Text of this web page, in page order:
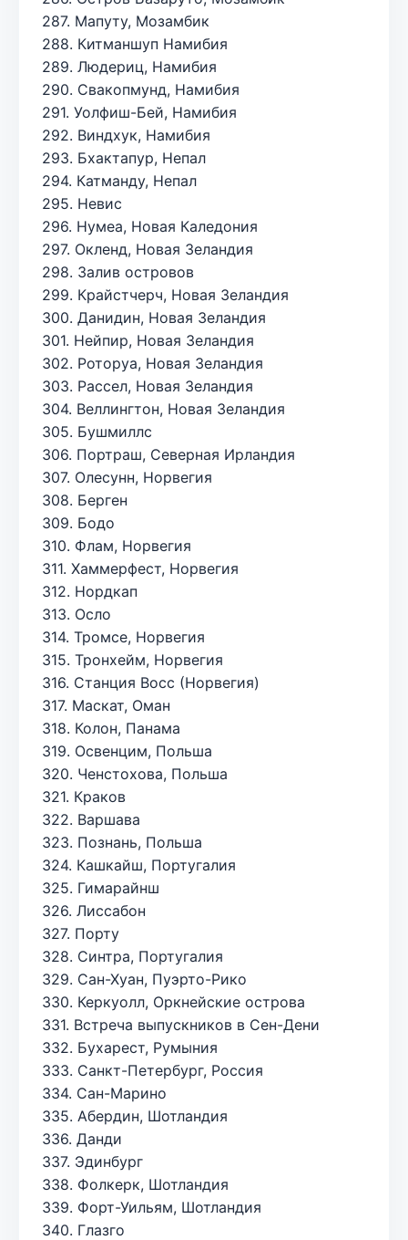
287. Мапуту, Мозамбик
288. Китманшуп Намибия
289. Людериц, Намибия
290. Свакопмунд, Намибия
291. Уолфиш-Бей, Намибия
292. Виндхук, Намибия
293. Бхактапур, Непал
294. Катманду, Непал
295. Невис
296. Нумеа, Новая Каледония
297. Окленд, Новая Зеландия
298. Залив островов
299. Крайстчерч, Новая Зеландия
300. Данидин, Новая Зеландия
301. Нейпир, Новая Зеландия
302. Роторуа, Новая Зеландия
303. Рассел, Новая Зеландия
304. Веллингтон, Новая Зеландия
305. Бушмиллс
306. Портраш, Северная Ирландия
307. Олесунн, Норвегия
308. Берген
309. Бодо
310. Флам, Норвегия
311. Хаммерфест, Норвегия
312. Нордкап
313. Осло
314. Тромсе, Норвегия
315. Тронхейм, Норвегия
316. Станция Восс (Норвегия)
317. Маскат, Оман
318. Колон, Панама
319. Освенцим, Польша
320. Ченстохова, Польша
321. Краков
322. Варшава
323. Познань, Польша
324. Кашкайш, Португалия
325. Гимарайнш
326. Лиссабон
327. Порту
328. Синтра, Португалия
329. Сан-Хуан, Пуэрто-Рико
330. Керкуолл, Оркнейские острова
331. Встреча выпускников в Сен-Дени
332. Бухарест, Румыния
333. Санкт-Петербург, Россия
334. Сан-Марино
335. Абердин, Шотландия
336. Данди
337. Эдинбург
338. Фолкерк, Шотландия
339. Форт-Уильям, Шотландия
340. Глазго